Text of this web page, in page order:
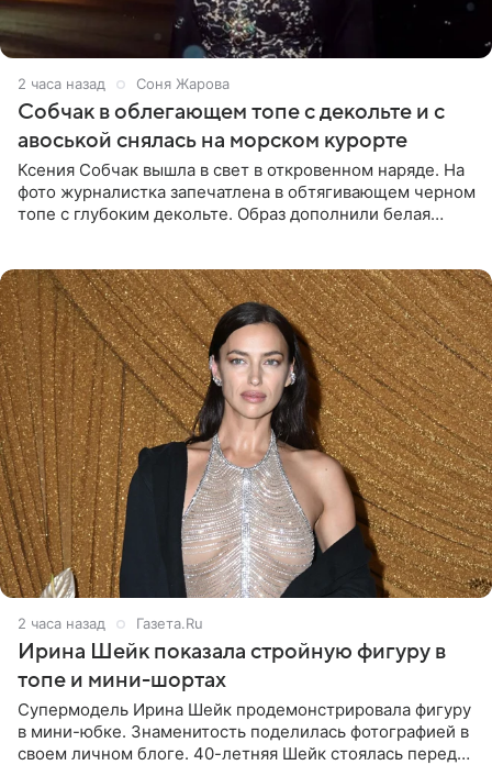
2 часа назад Соня Жарова
Собчак в облегающем топе с декольте и с
авоськой снялась на морском курорте
Ксения Собчак вышла в свет в откровенном наряде. На
фото журналистка запечатлена в обтягивающем черном
топе с глубоким декольте. Образ дополнили белая
2 часа назад Газета.Ru
Ирина Шейк показала стройную фигуру в
топе и мини-шортах
Супермодель Ирина Шейк продемонстрировала фигуру
в мини-юбке. Знаменитость поделилась фотографией в
своем личном блоге. 40-летняя Шейк стоялась перед